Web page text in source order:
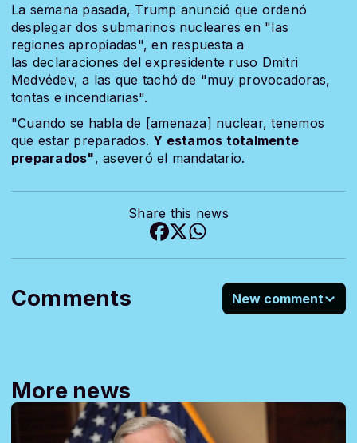
La semana pasada, Trump anunció que ordenó
desplegar dos submarinos nucleares en "las
regiones apropiadas", en respuesta a
las declaraciones del expresidente ruso Dmitri
Medvédev, a las que tachó de "muy provocadoras,
tontas e incendiarias".
"Cuando se habla de [amenaza] nuclear, tenemos
que estar preparados. Y estamos totalmente
preparados",aseveró el mandatario.
Share this news
Comments New comment
More news